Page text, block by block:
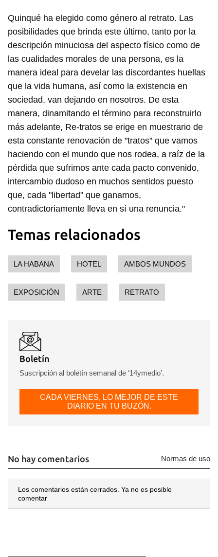
Quinqué ha elegido como género al retrato. Las
posibilidades que brinda este último, tanto por la
descripción minuciosa del aspecto físico como de
las cualidades morales de una persona, es la
manera ideal para develar las discordantes huellas
que la vida humana, así como la existencia en
sociedad, van dejando en nosotros. De esta
manera, dinamitando el término para reconstruirlo
más adelante, Re-tratos se erige en muestrario de
esta constante renovación de "tratos" que vamos
haciendo con el mundo que nos rodea, a raíz de la
pérdida que sufrimos ante cada pacto convenido,
intercambio dudoso en muchos sentidos puesto
que, cada "libertad" que ganamos,
contradictoriamente lleva en sí una renuncia."
Temas relacionados
LA HABANA HOTEL AMBOS MUNDOS
EXPOSICIÓN ARTE RETRATO
Boletín
Suscripción al boletín semanal de ‘14ymedio’.
CADA VIERNES, LO MEJOR DE ESTE
DIARIO EN TU BUZÓN.
No hay comentarios Normas de uso
Los comentarios están cerrados. Ya no es posible
comentar